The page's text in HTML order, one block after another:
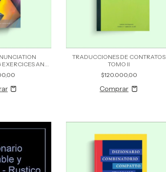
AND
TRADUCCIONES DE CONTRATOS
TOMO II
$120.000,00